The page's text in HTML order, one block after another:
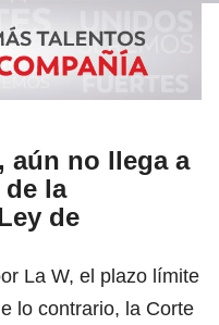
aún no llega a
la
de
La W, el plazo límite
lo contrario, la Corte